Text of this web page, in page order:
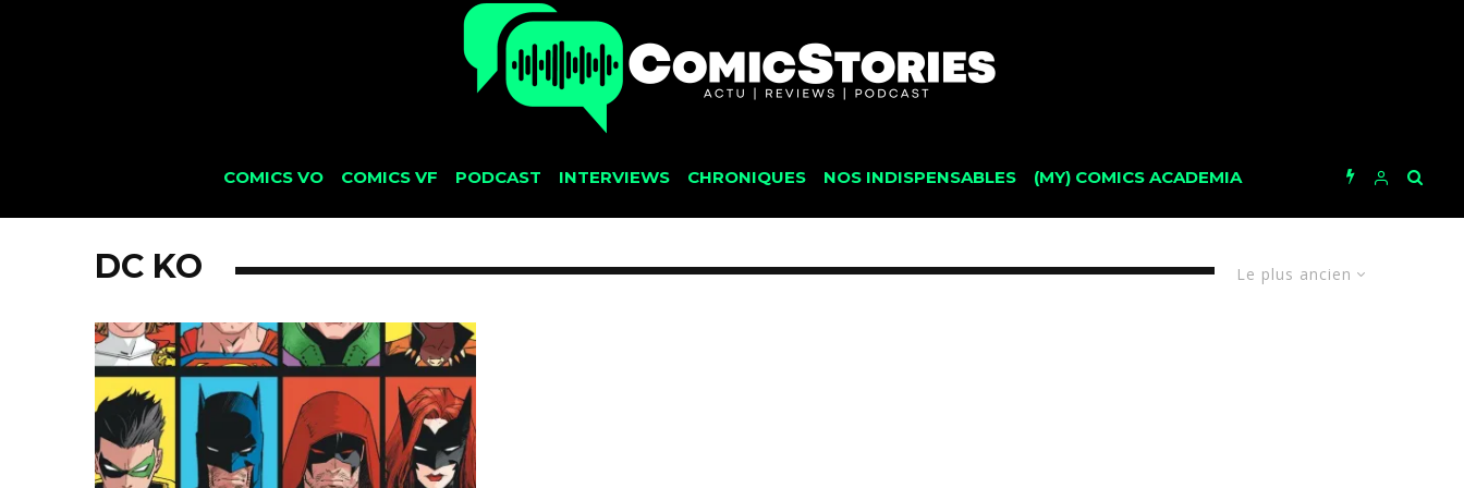
COMICS VO COMICS VF PODCAST INTERVIEWS CHRONIQUES NOS INDISPENSABLES (MY) COMICS ACADEMIA
Le plus ancien
DC KO